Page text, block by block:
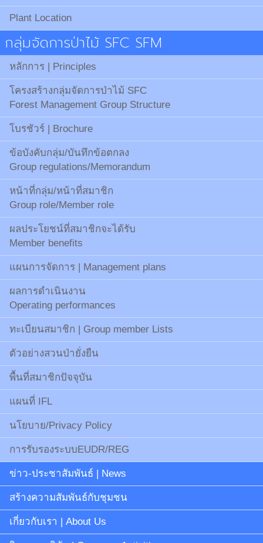
Plant Location
กลุ่มจัดการป่าไม้ SFC SFM
หลักการ | Principles
โครงสร้างกลุ่มจัดการป่าไม้ SFC
Forest Management Group Structure
โบรชัวร์ | Brochure
ข้อบังคับกลุ่ม/บันทึกข้อตกลง
Group regulations/Memorandum
หน้าที่กลุ่ม/หน้าที่สมาชิก
Group role/Member role
ผลประโยชน์ที่สมาชิกจะได้รับ
Member benefits
แผนการจัดการ | Management plans
ผลการดำเนินงาน
Operating performances
ทะเบียนสมาชิก | Group member Lists
ตัวอย่างสวนป่ายั่งยืน
พื้นที่สมาชิกปัจจุบัน
แผนที่ IFL
นโยบาย/Privacy Policy
การรับรองระบบEUDR/REG
ข่าว-ประชาสัมพันธ์ | News
สร้างความสัมพันธ์กับชุมชน
เกี่ยวกับเรา | About Us